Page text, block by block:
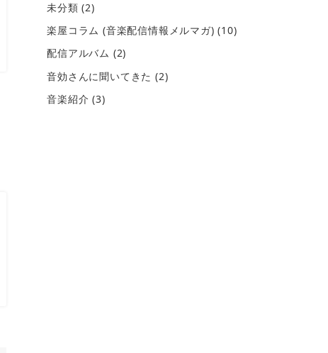
未分類 (2)
楽屋コラム (音楽配信情報メルマガ) (10)
配信アルバム (2)
音効さんに聞いてきた (2)
音楽紹介 (3)